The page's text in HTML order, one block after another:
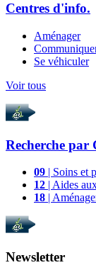
Centres d'info.
Aménager
Se véhiculer
Voir tous
Recherche par
09 | Soins et
12 | Aides
18 |
Newsletter